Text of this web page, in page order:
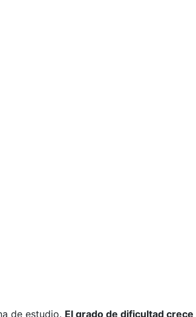
de estudio. El grado de dificultad